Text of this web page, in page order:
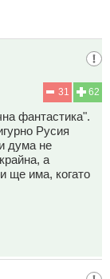
62
31
фантастика".
Русия
дума не
а
ще има, когато